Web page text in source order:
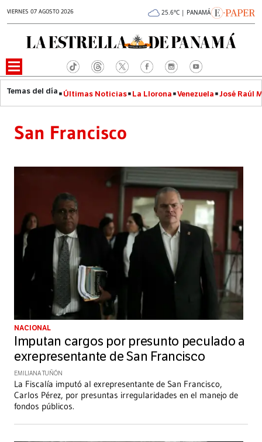
VIERNES 07 AGOSTO 2026 25.6°C | PANAMÁ
Últimas Noticias La Llorona Venezuela José Raúl
San Francisco
NACIONAL
Imputan cargos por presunto peculado a
exrepresentante de San Francisco
EMILIANA TUÑÓN
La Fiscalía imputó al exrepresentante de San Francisco,
Carlos Pérez, por presuntas irregularidades en el manejo de
fondos públicos.